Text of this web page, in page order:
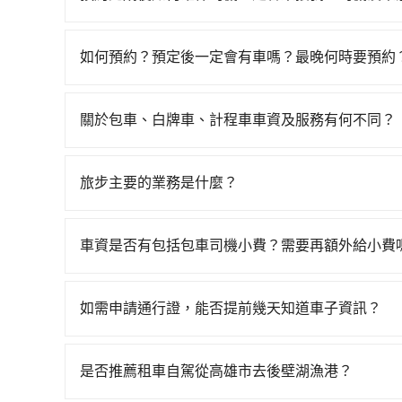
tripool的九人座廂型車最高可省$900。
提供司機的姓名、電話、車牌、車型等資訊，如
如何預約？預定後一定會有車嗎？最晚何時要預約
格，照著步驟填寫完乘客資料與線上刷卡，訂單
天傍晚五點前仍會收單，最遲如當天下午過後乘車
關於包車、白牌車、計程車車資及服務有何不同？
台預定時價格而定，通常愈長程價格CP值愈高。
旅步主要的業務是什麼？
算，價格清楚透明且沒有隱藏費用。
車資是否有包括包車司機小費？需要再額外給小費
給予司機小費。
如需申請通行證，能否提前幾天知道車子資訊？
用車前一天才開始安排車輛，並於用車前一天晚
是否推薦租車自駕從高雄市去後壁湖漁港？